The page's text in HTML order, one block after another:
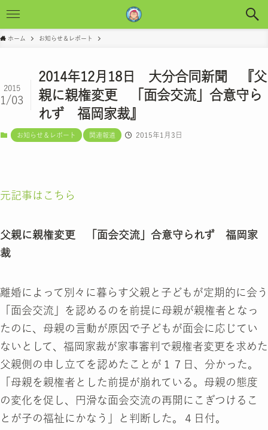
ホーム お知らせ＆レポート
2014年12月18日 大分合同新聞 『父
親に親権変更 「面会交流」合意守ら
れず 福岡家裁』
2015
1/03
お知らせ＆レポート 関連報道 2015年1月3日
元記事はこちら
父親に親権変更 「面会交流」合意守られず 福岡家
裁
離婚によって別々に暮らす父親と子どもが定期的に会う
「面会交流」を認めるのを前提に母親が親権者となっ
たのに、母親の言動が原因で子どもが面会に応じてい
ないとして、福岡家裁が家事審判で親権者変更を求めた
父親側の申し立てを認めたことが１７日、分かった。
「母親を親権者とした前提が崩れている。母親の態度
の変化を促し、円滑な面会交流の再開にこぎつけるこ
とが子の福祉にかなう」と判断した。４日付。